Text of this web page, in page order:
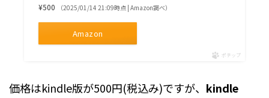
¥500
（2025/01/14 21:09時点 | Amazon調べ）
Amazon
ポチップ
価格はkindle版が500円(税込み)ですが、 kindle